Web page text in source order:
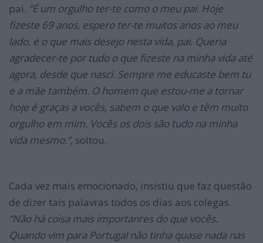
pai. “É um orgulho ter-te como o meu pai. Hoje
fizeste 69 anos, espero ter-te muitos anos ao meu
lado, é o que mais desejo nesta vida, pai. Queria
agradecer-te por tudo o que fizeste na minha vida até
agora, desde que nasci. Sempre me educaste bem tu
e a mãe também. O homem que estou-me a tornar
hoje é graças a vocês, sabem o que valo e têm muito
orgulho em mim. Vocês os dois são tudo na minha
vida mesmo.”, soltou.
Cada vez mais emocionado, insistiu que faz questão
de dizer tais palavras todos os dias aos colegas.
“Não há coisa mais importanres do que vocês.
Quando vim para Portugal não tinha quase nada nas